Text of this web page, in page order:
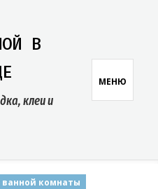
В
клеи и
МЕНЮ
ванной комнаты